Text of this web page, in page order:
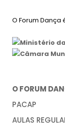
O Forum
O FORUM
PACAP
AULAS